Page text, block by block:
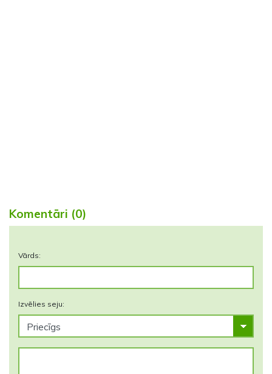
Komentāri (0)
Vārds:
Izvēlies seju: